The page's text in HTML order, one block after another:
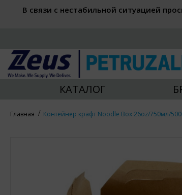
В связи с нестабильной ситуацией
КАТАЛОГ
Главная Контейнер крафт Noodle Box 26oz/750мл/